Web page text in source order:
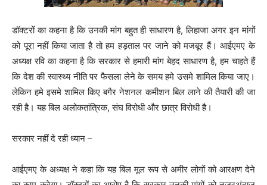
डॉक्टरों का कहना है कि उनकी मांग बहुत ही साधारण है, लिहाजा अगर इन मांगों
को पूरा नहीं किया जाता है तो हम हड़ताल पर जाने को मजबूर हैं। आईएमए के
अध्यक्ष रवि का कहना है कि सरकार से हमारी मांग बेहद साधारण है, हम चाहते हैं
कि देश की स्वास्थ्य नीति पर फैसला लेने के समय हमे उसमे शामिल किया जाए।
लेकिन हमे इसमे शामिल किए बगैर नेशनल कमीशन बिल लाने की तैयारी की जा
रही है। यह बिल अलोकतांत्रिक, संघ विरोधी और छात्र विरोधी है।
सरकार नहीं दे रही ध्यान –
आईएमए के अध्यक्ष ने कहा कि यह बिल मूल रूप से अमीर लोगों को आरक्षण देने